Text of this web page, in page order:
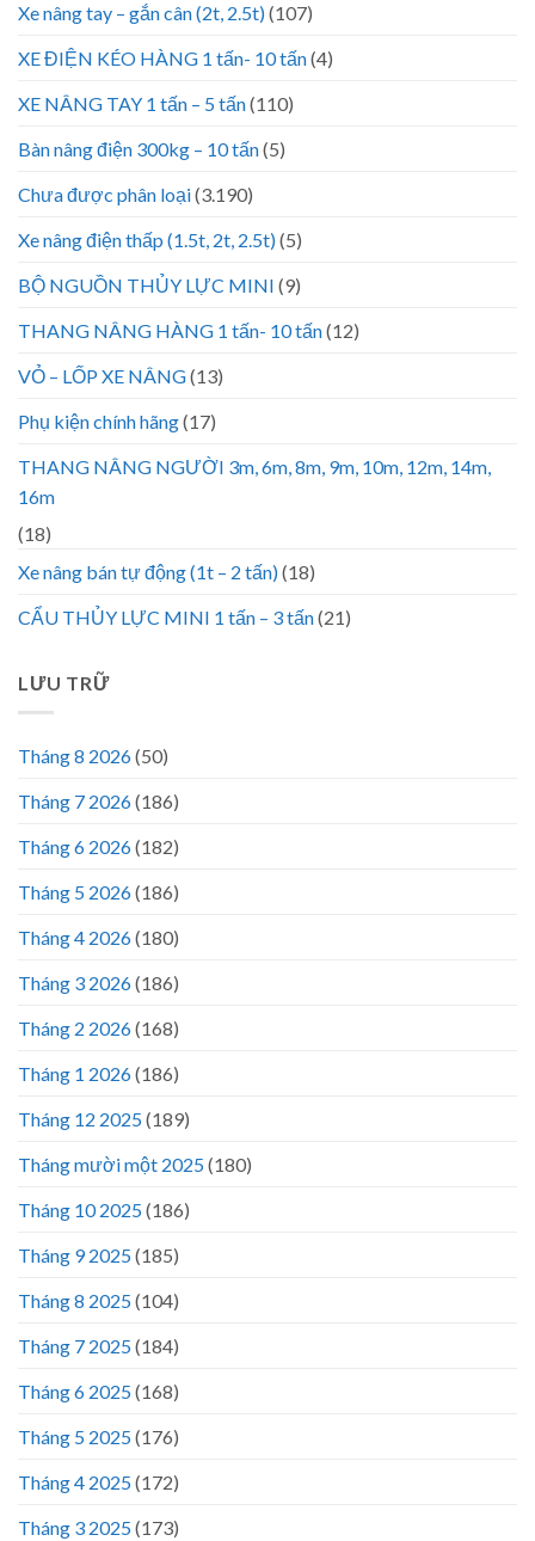
Xe nâng tay – gắn cân (2t, 2.5t)(107)
XE ĐIỆN KÉO HÀNG 1 tấn- 10 tấn(4)
XE NÂNG TAY 1 tấn – 5 tấn(110)
Bàn nâng điện 300kg – 10 tấn(5)
Chưa được phân loại(3.190)
Xe nâng điện thấp (1.5t, 2t, 2.5t)(5)
BỘ NGUỒN THỦY LỰC MINI (9)
THANG NÂNG HÀNG 1 tấn- 10 tấn(12)
VỎ – LỐP XE NÂNG(13)
Phụ kiện chính hãng(17)
THANG NÂNG NGƯỜI 3m, 6m, 8m, 9m, 10m, 12m, 14m,
16m
(18)
Xe nâng bán tự động (1t – 2 tấn)(18)
CẨU THỦY LỰC MINI 1 tấn – 3 tấn(21)
LƯU TRỮ
Tháng 8 2026(50)
Tháng 7 2026(186)
Tháng 6 2026(182)
Tháng 5 2026(186)
Tháng 4 2026(180)
Tháng 3 2026(186)
Tháng 2 2026(168)
Tháng 1 2026(186)
Tháng 12 2025(189)
Tháng mười một 2025(180)
Tháng 10 2025(186)
Tháng 9 2025(185)
Tháng 8 2025(104)
Tháng 7 2025(184)
Tháng 6 2025(168)
Tháng 5 2025(176)
Tháng 4 2025(172)
Tháng 3 2025(173)